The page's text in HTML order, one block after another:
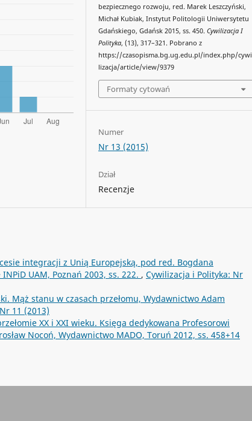
bezpiecznego rozwoju, red. Marek Leszczyński,
Michał Kubiak, Instytut Politologii Uniwersytetu
Gdańskiego, Gdańsk 2015, ss. 450.Cywilizacja I
Polityka, (13), 317–321. Pobrano z
https://czasopisma.bg.ug.edu.pl/index.php/cywi
lizacja/article/view/9379
Formaty cytowań
Numer
Nr 13 (2015)
Dział
Recenzje
integracji z Unią Europejską, pod red. Bogdana
UAM, Poznań 2003, ss. 222. , Cywilizacja i Polityka: Nr
Mąż stanu w czasach przełomu, Wydawnictwo Adam
11 (2013)
XX i XXI wieku. Księga dedykowana Profesorowi
Nocoń, Wydawnictwo MADO, Toruń 2012, ss. 458+14